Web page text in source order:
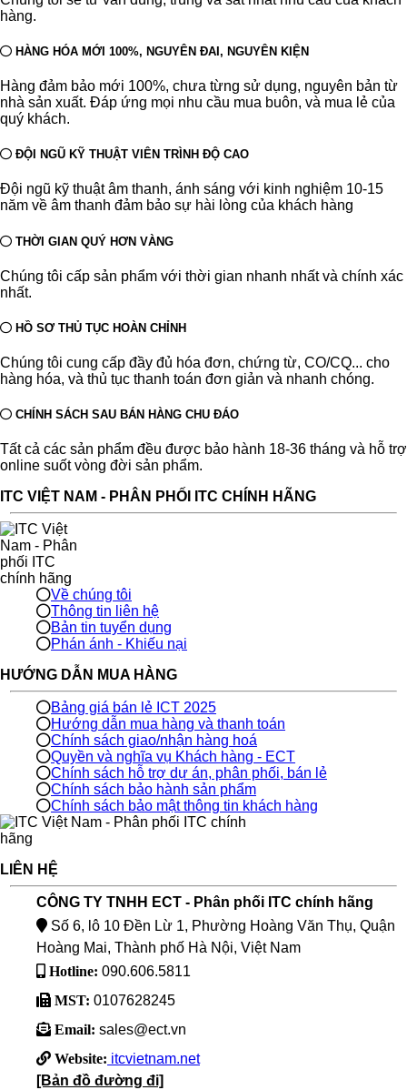
hàng.
HÀNG HÓA MỚI 100%, NGUYÊN ĐAI, NGUYÊN KIỆN
Hàng đảm bảo mới 100%, chưa từng sử dụng, nguyên bản từ
nhà sản xuất. Đáp ứng mọi nhu cầu mua buôn, và mua lẻ của
quý khách.
ĐỘI NGŨ KỸ THUẬT VIÊN TRÌNH ĐỘ CAO
Đội ngũ kỹ thuật âm thanh, ánh sáng với kinh nghiệm 10-15
năm về âm thanh đảm bảo sự hài lòng của khách hàng
THỜI GIAN QUÝ HƠN VÀNG
Chúng tôi cấp sản phẩm với thời gian nhanh nhất và chính xác
nhất.
HỒ SƠ THỦ TỤC HOÀN CHỈNH
Chúng tôi cung cấp đầy đủ hóa đơn, chứng từ, CO/CQ... cho
hàng hóa, và thủ tục thanh toán đơn giản và nhanh chóng.
CHÍNH SÁCH SAU BÁN HÀNG CHU ĐÁO
Tất cả các sản phẩm đều được bảo hành 18-36 tháng và hỗ trợ
online suốt vòng đời sản phẩm.
ITC VIỆT NAM - PHÂN PHỐI ITC CHÍNH HÃNG
Về chúng tôi
Thông tin liên hệ
Bản tin tuyển dụng
Phán ánh - Khiếu nại
HƯỚNG DẪN MUA HÀNG
Bảng giá bán lẻ ICT 2025
Hướng dẫn mua hàng và thanh toán
Chính sách giao/nhận hàng hoá
Quyền và nghĩa vụ Khách hàng - ECT
Chính sách hỗ trợ dự án, phân phối, bán lẻ
Chính sách bảo hành sản phẩm
Chính sách bảo mật thông tin khách hàng
LIÊN HỆ
CÔNG TY TNHH ECT - Phân phối ITC chính hãng
Số 6, lô 10 Đền Lừ 1, Phường Hoàng Văn Thụ, Quận
Hoàng Mai, Thành phố Hà Nội, Việt Nam
Hotline: 090.606.5811
MST: 0107628245
Email: sales@ect.vn
Website: itcvietnam.net
[Bản đồ đường đi]